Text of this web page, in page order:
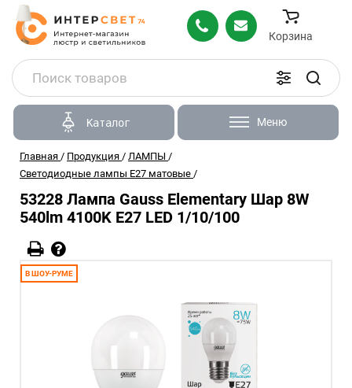
Корзина
Каталог Меню
Главная / Продукция / ЛАМПЫ /
Светодиодные лампы Е27 матовые /
53228 Лампа Gauss Elementary Шар 8W
540lm 4100K Е27 LED 1/10/100
В ШОУ-РУМЕ